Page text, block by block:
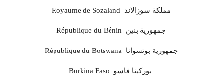
Royaume de Sozaland مملكة سوزالاند
République du Bénin جمهورية بنين
République du Botswana جمهورية بوتسوانا
Burkina Faso بوركينا فاسو